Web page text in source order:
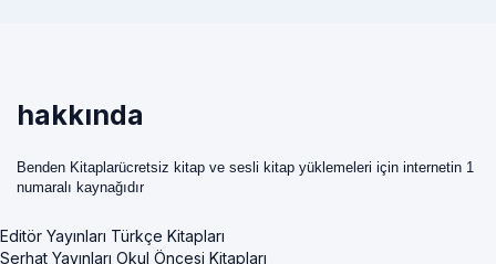
hakkında
Benden Kitaplarücretsiz kitap ve sesli kitap yüklemeleri için internetin 1
numaralı kaynağıdır
Editör Yayınları Türkçe Kitapları
Serhat Yayınları Okul Öncesi Kitapları